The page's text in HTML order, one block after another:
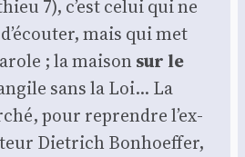
7), c’est celui qui ne
mais qui met
; la mai­sonsur le
sans la Loi… La
pour reprendre l’ex­
Die­trich Bon­hoef­fer,